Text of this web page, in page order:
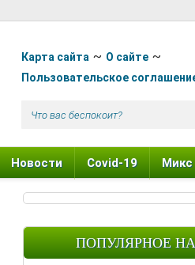
Карта сайта
О сайте
Пользовательское
Новости Covid-19 Микс
ПОПУЛЯРНОЕ